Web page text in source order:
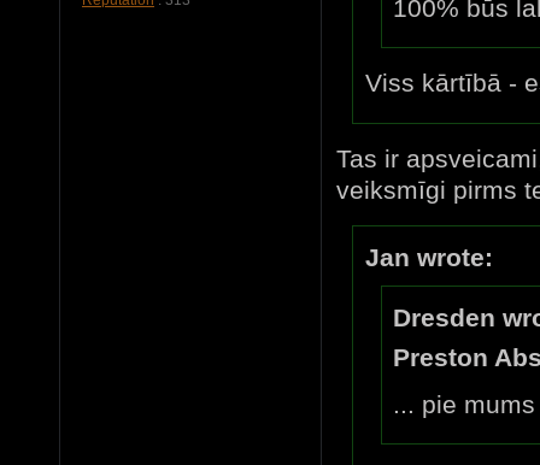
100% būs
Viss kārtībā -
Tas ir
veiksmīgi pirms
Jan wrote:
Dresden
Preston
... pie